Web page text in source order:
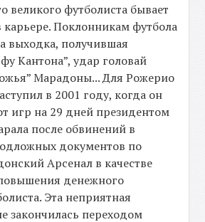
великого футболиста бывает
карьере. Поклонникам футбола
выходка, получившая
Кантона”, удар головай
Марадоны... Для Рожерио
в 2001 году, когда он
игр на 29 дней президентом
после обвинений в
документов по
Арсенал в качестве
денежного
Эта неприятная
закончилась переходом